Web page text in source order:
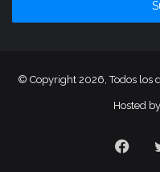
correo
© Copyright 2026, Todos los
Hosted